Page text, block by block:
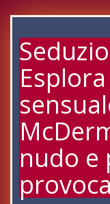
nudo e